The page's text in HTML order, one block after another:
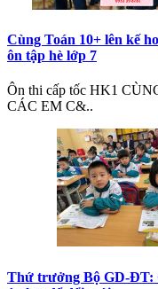
Cùng Toán 10+ lên kế
ôn tập hè lớp 7
Ôn thi cấp tốc HK1
CÁC EM C&..
Thứ trưởng Bộ GD-ĐT: